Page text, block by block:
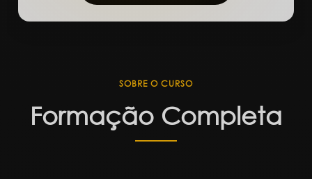
SOBRE O CURSO
Formação Completa